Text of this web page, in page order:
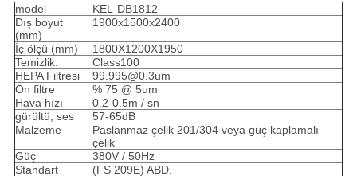
model
KEL-DB1812
Dış boyut
(mm)
1900x1500x2400
İç ölçü (mm)
1800X1200X1950
Temizlik:
Class100
HEPA Filtresi
99.995@0.3um
Ön filtre
% 75 @ 5um
Hava hızı
0.2-0.5m / sn
gürültü, ses
57-65dB
Malzeme
Paslanmaz çelik 201/304 veya güç kaplamalı
çelik
Güç
380V / 50Hz
Standart
(FS 209E) ABD.